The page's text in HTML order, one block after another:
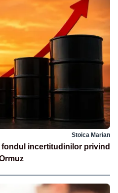
Stoica Marian
fondul incertitudinilor privind